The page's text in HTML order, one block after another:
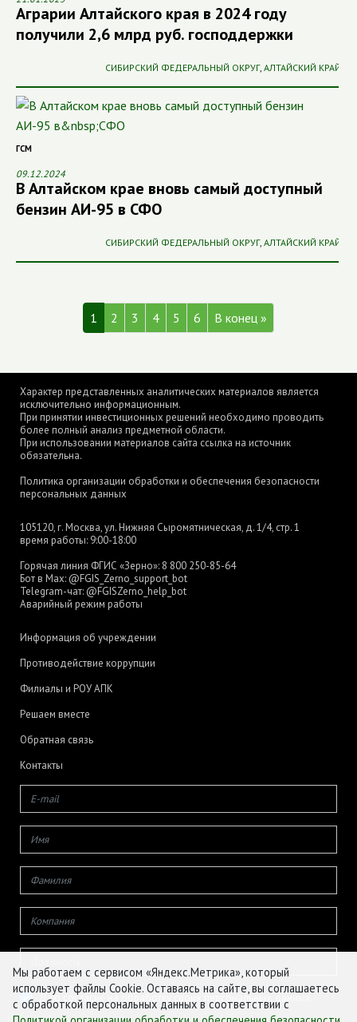
Аграрии Алтайского края в 2024 году
получили 2,6 млрд руб. господдержки
СИБИРСКИЙ ФЕДЕРАЛЬНЫЙ ОКРУГ, АЛТАЙСКИЙ КРАЙ
ГСМ
09.12.2024
В Алтайском крае вновь самый доступный
бензин АИ-95 в СФО
СИБИРСКИЙ ФЕДЕРАЛЬНЫЙ ОКРУГ, АЛТАЙСКИЙ КРАЙ
1 2 3 4 5 6 В конец »
Характер представленных аналитических материалов является
исключительно информационным.
При принятии инвестиционных решений необходимо проводить
более полный анализ предметной области.
При использовании материалов сайта ссылка на источник
обязательна.
Политика организации обработки и обеспечения безопасности
персональных данных
105120, г. Москва, ул. Нижняя Сыромятническая, д. 1/4, стр. 1
время работы: 9:00-18:00
Горячая линия ФГИС «Зерно»: 8 800 250-85-64
Бот в Max: @FGIS_Zerno_support_bot
Telegram-чат: @FGISZerno_help_bot
Аварийный режим работы
Информация об учреждении
Противодействие коррупции
Филиалы и РОУ АПК
Решаем вместе
Обратная связь
Контакты
Даю согласие на обработку своих персональных данных
Мы работаем с сервисом «Яндекс.Метрика», который
использует файлы Cookie. Оставаясь на сайте, вы соглашаетесь
с обработкой персональных данных в соответствии с